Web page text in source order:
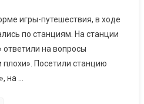
игры-путешествия, в ходе
по станциям. На станции
на вопросы
Посетили станцию
на …